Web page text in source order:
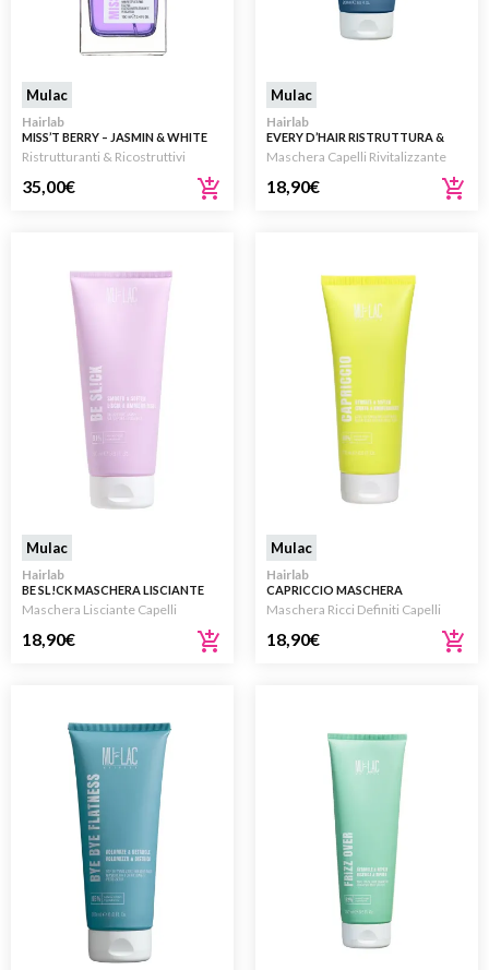
Mulac
Hairlab
MISS’T BERRY – JASMIN & WHITE
AMBER ESSENZA
100ML
Ristrutturanti & Ricostruttivi
35,00€
Mulac
Hairlab
EVERY D’HAIR RISTRUTTURA &
DISTRICA 200ML
Maschera Capelli Rivitalizzante
18,90€
Mulac
Hairlab
BE SL!CK MASCHERA LISCIANTE
200ML
Maschera Lisciante Capelli
18,90€
Mulac
Hairlab
CAPRICCIO MASCHERA
DISTRICANTE RICCI 200ML
Maschera Ricci Definiti Capelli
18,90€